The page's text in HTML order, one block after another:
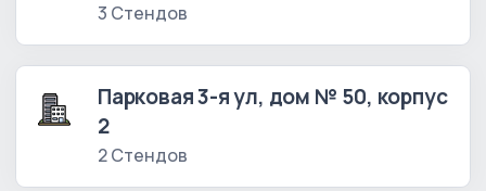
3 Стендов
Парковая 3-я ул, дом № 50, корпус
2
2 Стендов